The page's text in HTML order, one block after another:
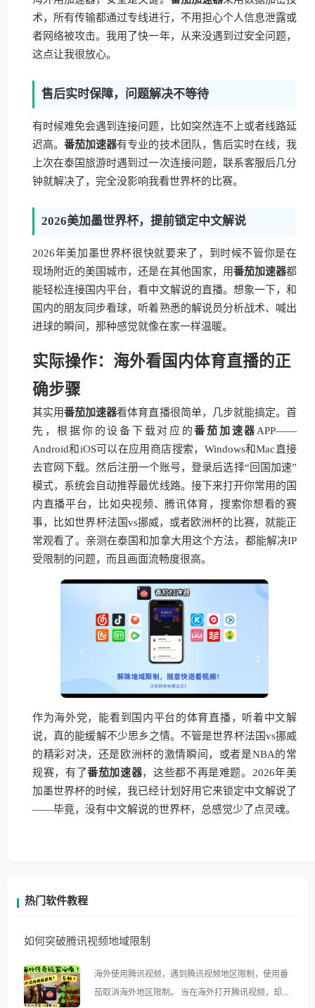
术，所有传输都通过专线进行，不用担心个人信息泄露或
者网络被攻击。我用了快一年，从来没遇到过安全问题，
这点让我很放心。
售后实时保障，问题解决不等待
有时候难免会遇到连接问题，比如突然连不上或者线路延
迟高。番茄加速器有专业的技术团队，售后实时在线，我
上次在泰国旅游时遇到过一次连接问题，联系客服后几分
钟就解决了，完全没影响我看世界杯的比赛。
2026美加墨世界杯，提前锁定中文解说
2026年美加墨世界杯很快就要来了，到时候不管你是在
现场附近的美国城市，还是在其他国家，用番茄加速器都
能轻松连接国内平台，看中文解说的直播。想象一下，和
国内的朋友同步看球，听着熟悉的解说员分析战术、喊出
进球的瞬间，那种感觉就像在家一样温暖。
实际操作：海外看国内体育直播的正
确步骤
其实用番茄加速器看体育直播很简单，几步就能搞定。首
先，根据你的设备下载对应的番茄加速器APP——
Android和iOS可以在应用商店搜索，Windows和Mac直接
去官网下载。然后注册一个账号，登录后选择“回国加速”
模式，系统会自动推荐最优线路。接下来打开你常用的国
内直播平台，比如央视频、腾讯体育，搜索你想看的赛
事，比如世界杯法国vs挪威，或者欧洲杯的比赛，就能正
常观看了。亲测在泰国和加拿大用这个方法，都能解决IP
受限制的问题，而且画面流畅度很高。
作为海外党，能看到国内平台的体育直播，听着中文解
说，真的能缓解不少思乡之情。不管是世界杯法国vs挪威
的精彩对决，还是欧洲杯的激情瞬间，或者是NBA的常
规赛，有了番茄加速器，这些都不再是难题。2026年美
加墨世界杯的时候，我已经计划好用它来锁定中文解说了
——毕竟，没有中文解说的世界杯，总感觉少了点灵魂。
热门软件教程
如何突破腾讯视频地域限制
海外使用腾讯视频，遇到腾讯视频地区限制，使用番
茄取消海外地区限制。 当在海外打开腾讯视频，却突